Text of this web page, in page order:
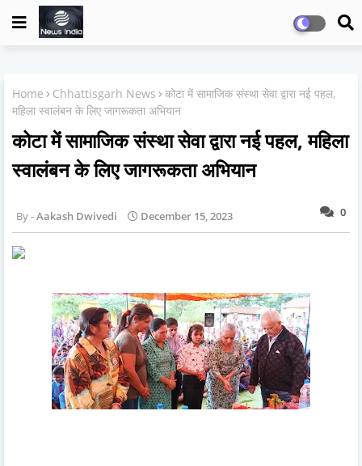
Home Chhattisgarh News
कोटा में सामाजिक संस्था सेवा द्वारा नई पहल,
महिला स्वालंबन के लिए जागरूकता अभियान
कोटा में सामाजिक संस्था सेवा द्वारा नई पहल, महिला
स्वालंबन के लिए जागरूकता अभियान
0
Aakash Dwivedi December 15, 2023